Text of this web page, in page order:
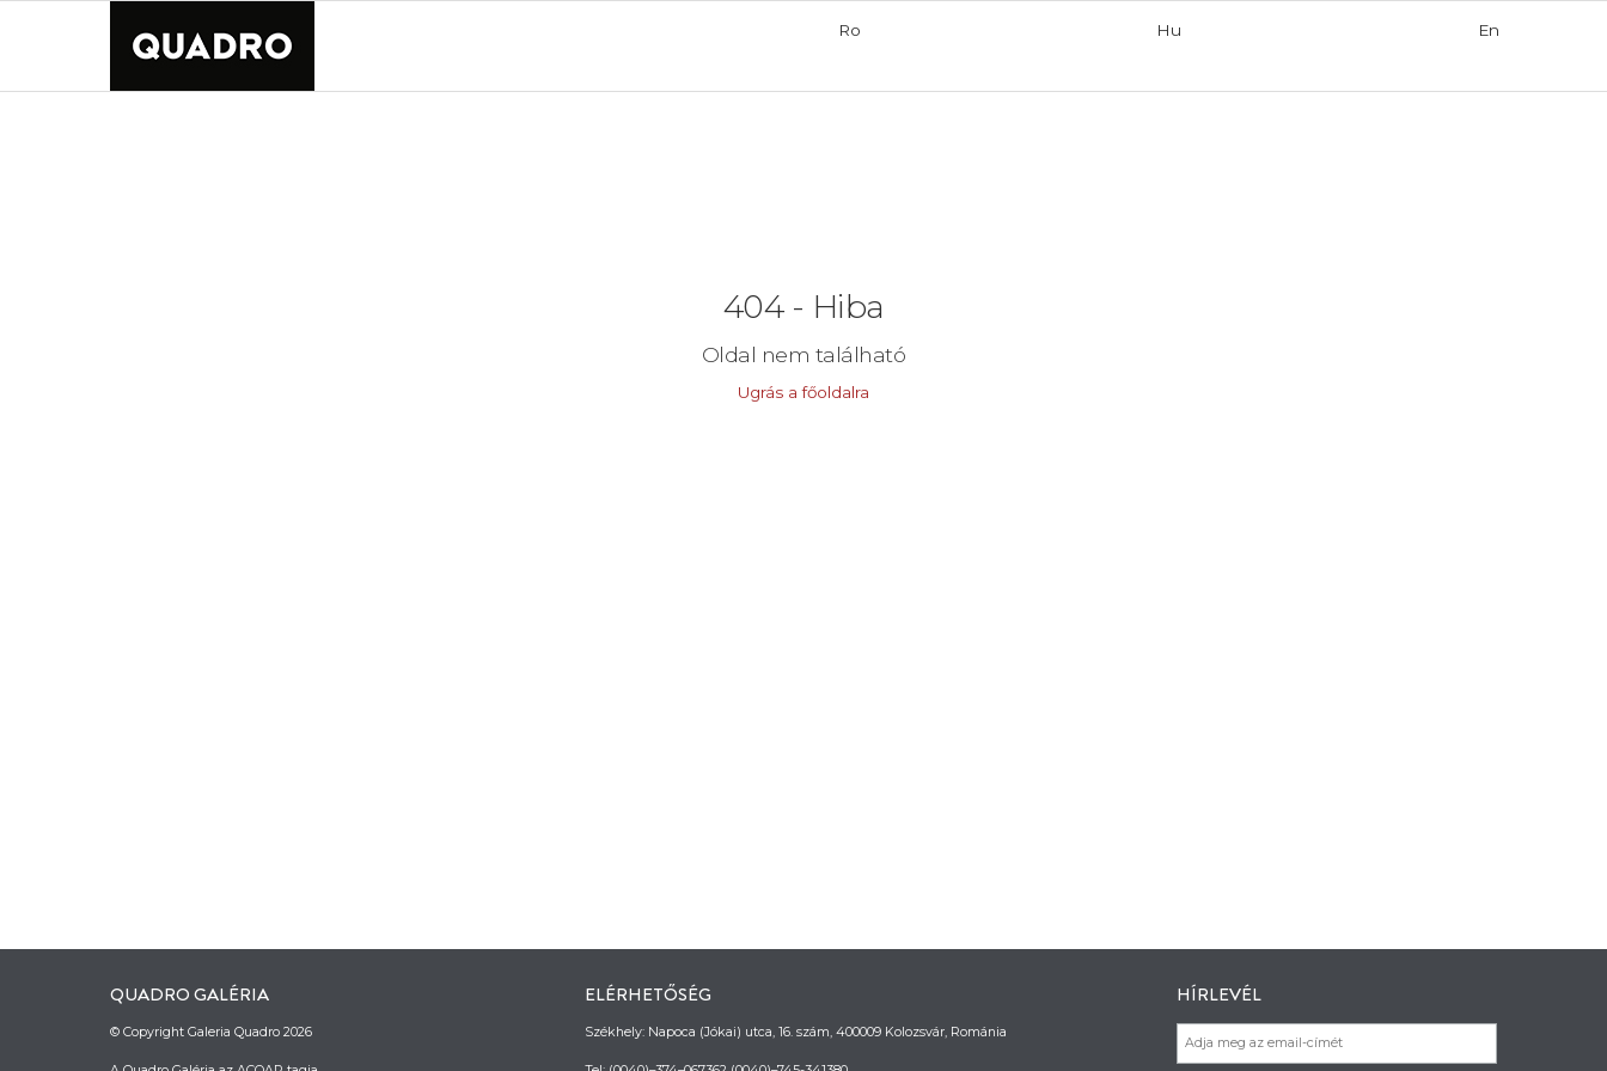
Ro Hu En
404 - Hiba
Oldal nem található
Ugrás a főoldalra
QUADRO GALÉRIA
© Copyright Galeria Quadro 2026
ELÉRHETŐSÉG
Székhely: Napoca (Jókai) utca, 16. szám, 400009 Kolozsvár, Románia
HÍRLEVÉL